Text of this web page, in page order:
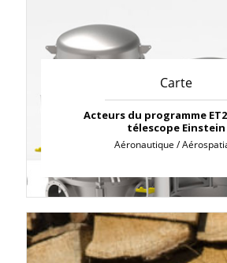
Carte
Acteurs du programme
télescope Einstein
Aéronautique /